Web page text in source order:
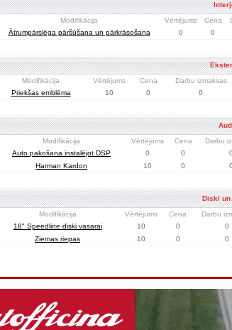
Modifikācija Vērtējums Cena
Ātrumpārslēga pāršūšana un pārkrāsošana
0 0
Modifikācija Vērtējums Cena Darbu izmaksas
Priekšas emblēma
10 0 0
Modifikācija Vērtējums Cena Darbu
Auto pakošana instalējot DSP
0 0 0
Harman Kardon
10 0 0
Diski un
Modifikācija Vērtējums Cena Darbu
18" Speedline diski vasarai
10 0 0
Ziemas riepas
10 0 0